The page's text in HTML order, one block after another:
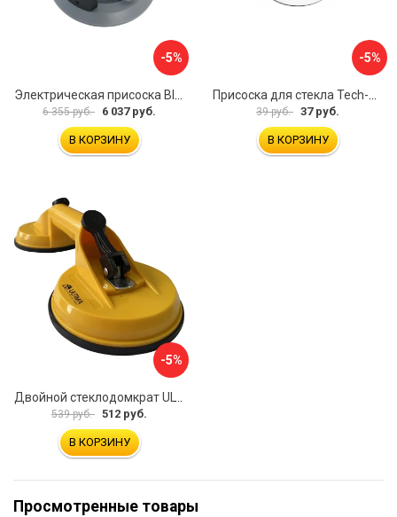
-5%
6 355 руб. 6 037 руб.
В КОРЗИНУ
-5%
39 руб. 37 руб.
В КОРЗИНУ
-5%
Двойной стеклодомкрат ULTIMA 2
539 руб. 512 руб.
В КОРЗИНУ
Просмотренные товары